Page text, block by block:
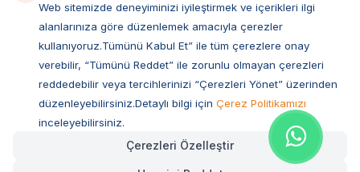
Müşteri Hizmetleri
Sıkça Sorulan Sorular
Web sitemizde deneyiminizi iyileştirmek ve içerikleri ilgi
alanlarınıza göre düzenlemek amacıyla çerezler
kullanıyoruz.Tümünü Kabul Et” ile tüm çerezlere onay
verebilir, “Tümünü Reddet” ile zorunlu olmayan çerezleri
reddedebilir veya tercihlerinizi “Çerezleri Yönet” üzerinden
düzenleyebilirsiniz.Detaylı bilgi için Çerez Politikamızı
inceleyebilirsiniz.
Çerezleri Özelleştir